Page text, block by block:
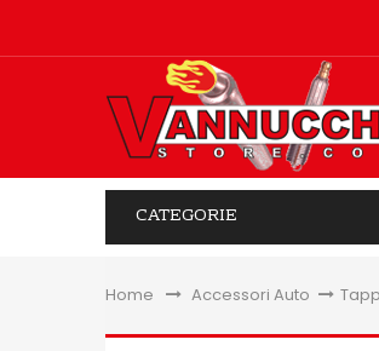
CATEGORIE
Home &gt;Accessori Auto >